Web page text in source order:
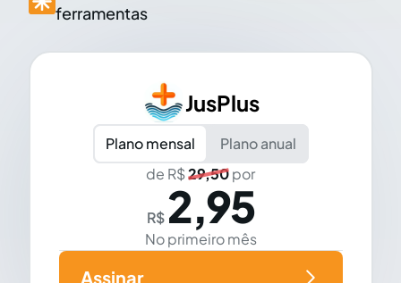
ferramentas
JusPlus
Plano mensal
Plano anual
de R$29,50por
R$ 2,95
No primeiro mês
Assinar